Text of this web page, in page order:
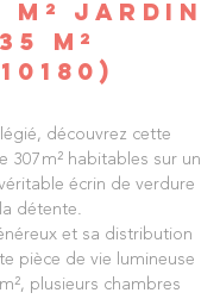
M² JARDIN
M²
découvrez cette
307m² habitables sur un
écrin de verdure
détente.
et sa distribution
pièce de vie lumineuse
plusieurs chambres